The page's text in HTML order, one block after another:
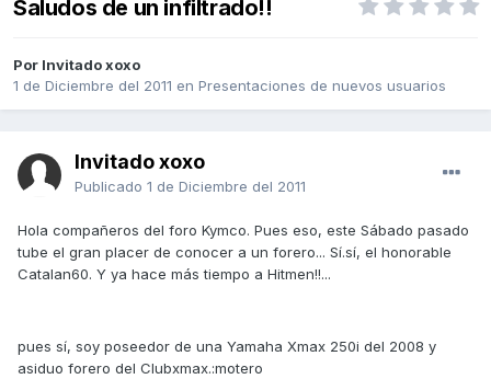
Saludos de un infiltrado!!
Por Invitado xoxo
1 de Diciembre del 2011 en Presentaciones de nuevos usuarios
Invitado xoxo
Publicado 1 de Diciembre del 2011
Hola compañeros del foro Kymco. Pues eso, este Sábado pasado
tube el gran placer de conocer a un forero... Sí.sí, el honorable
Catalan60. Y ya hace más tiempo a Hitmen!!...
pues sí, soy poseedor de una Yamaha Xmax 250i del 2008 y
asiduo forero del Clubxmax.:motero